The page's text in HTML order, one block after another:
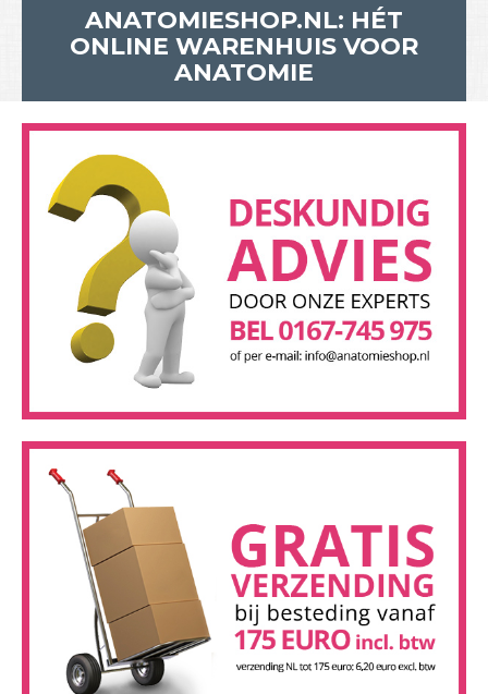
ANATOMIESHOP.NL: HÉT
ONLINE WARENHUIS VOOR
ANATOMIE